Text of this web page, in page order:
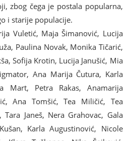
zbog čega je postala popularna,
i starije populacije.
Vuletić, Maja Šimanović, Lucija
Paulina Novak, Monika Tičarić,
Sofija Krotin, Lucija Janušić, Mia
Ana Marija Čutura, Karla
Mart, Petra Rakas, Anamarija
Ana Tomšić, Tea Miličić, Tea
Janeš, Nera Grahovac, Gala
Karla Augustinović, Nicole